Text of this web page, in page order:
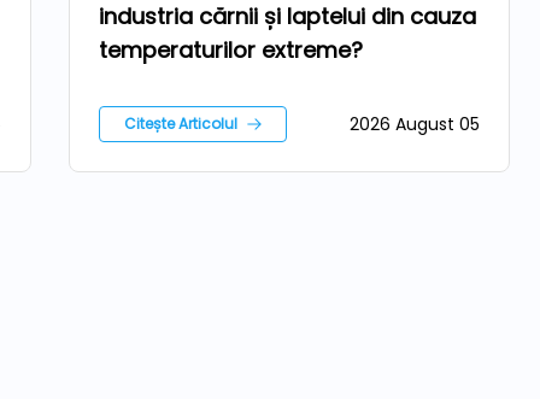
industria cărnii și laptelui din cauza
temperaturilor extreme?
Citește Articolul 2026 August 05